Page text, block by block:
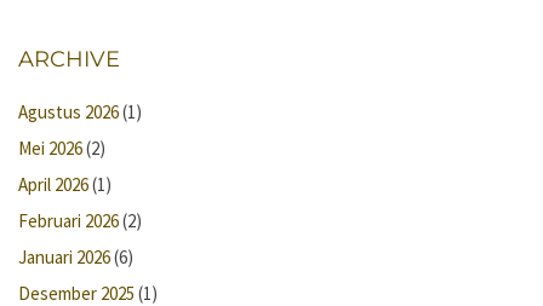
ARCHIVE
Agustus 2026(1)
Mei 2026(2)
April 2026(1)
Februari 2026(2)
Januari 2026(6)
Desember 2025 (1)